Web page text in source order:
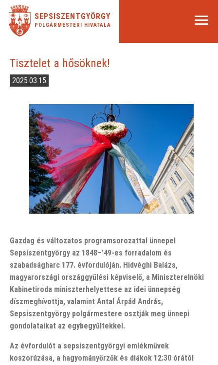
SEPSISZENTGYÖRGY
POLGÁRMESTERI HIVATALA
Tisztelet a hősöknek!
2025.03.15
Gazdag és változatos programsorozattal ünnepel
Sepsiszentgyörgy az 1848–’49-es forradalom és
szabadságharc 177. évfordulóján. Hidvéghi Balázs,
magyarországi országgyűlési képviselő, a Miniszterelnöki
Kabinetiroda miniszterhelyettese az idei ünnepség
díszmeghívottja, valamint Antal Árpád András,
Sepsiszentgyörgy polgármestere osztják meg ünnepi
gondolataikat az egybegyűltekkel.
Az évfordulót a sepsiszentgyörgyi emlékművek
koszorúzása, a hagyományőrzők és diákok 12:30 órától